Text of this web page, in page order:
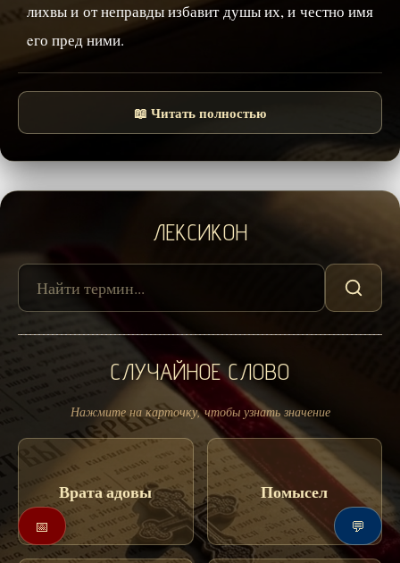
лихвы и от неправды избавит душы их, и честно имя
eго пред ними.
📖 Читать полностью
ЛЕКСИКОН
СЛУЧАЙНОЕ СЛОВО
Нажмите на карточку, чтобы узнать значение
Врата адовы Помысел
📅 💬